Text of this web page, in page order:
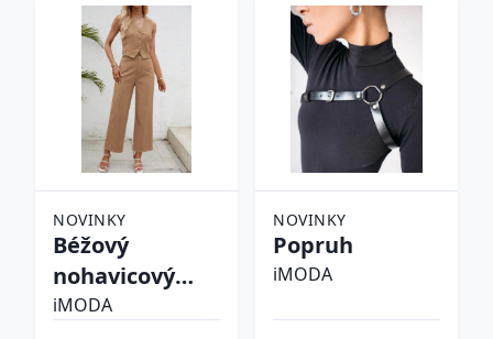
NOVINKY
Béžový
nohavicový
komplet
iMODA
NOVINKY
Popruh
iMODA